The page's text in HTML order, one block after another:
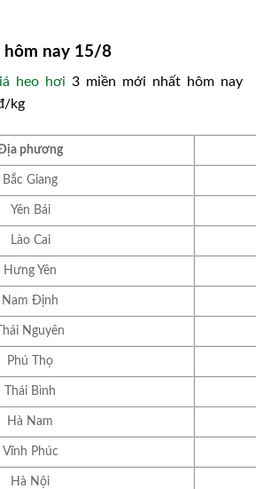
hôm nay 15/8
heo hơi 3 miền mới nhất hôm nay
kg
phương
Bắc Giang
Yên Bái
Lào Cai
Hưng Yên
Nam Định
Thái Nguyên
Phú Thọ
Thái Bình
Hà Nam
Vĩnh Phúc
Hà Nội